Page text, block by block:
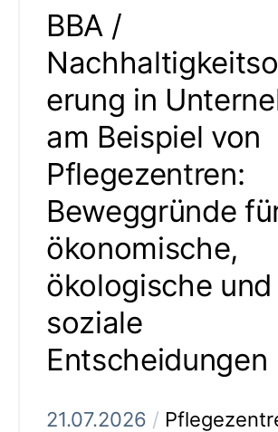
BBA /
erung in
am Beispiel von
Pflegezentren:
Beweggründe
ökonomische,
ökologische und
soziale
Entscheidungen
21.07.2026 /